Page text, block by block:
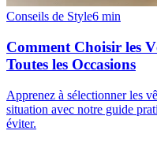
Conseils de Style6 min
Comment Choisir les
Toutes les Occasions
Apprenez à sélectionner les
situation avec notre guide
éviter.